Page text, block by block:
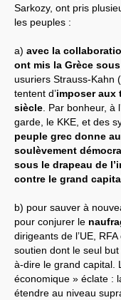
Nouvelles de
Guerre en Ukraine
Sarkozy, ont pris
les peuples :
a) avec la
ont mis la Grèce
usuriers Strauss-Kahn
tentent d’imposer aux
siècle . Par bonheur, à
garde, le KKE, et des
peuple grec donne
soulèvement
sous le drapeau de
contre le grand
b) pour sauver à
pour conjurer le
dirigeants de l’UE,
soutien dont le seul
à-dire le grand capital.
économique » éclate :
étendre au niveau